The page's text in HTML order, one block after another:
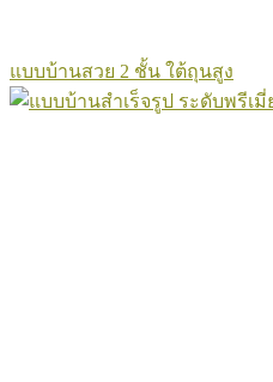
แบบบ้านสวย 2 ชั้น ใต้ถุนสูง